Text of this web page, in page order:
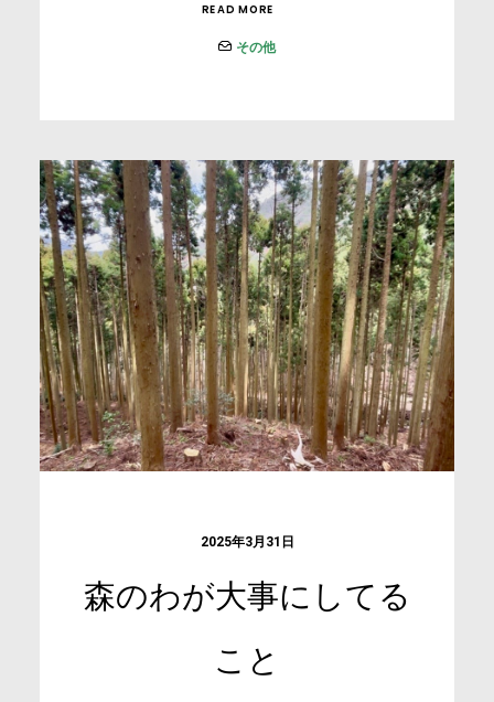
READ MORE
その他
2025年3月31日
森のわが大事にしてる
こと